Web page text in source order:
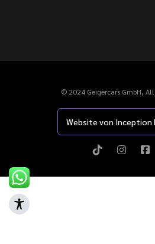
© 2024 Geigercars GmbH,
Website von Inception